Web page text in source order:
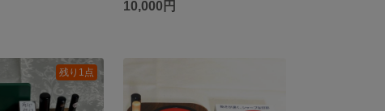
10,000円
残り1点